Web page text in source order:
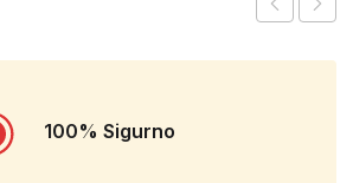
100% Sigurno